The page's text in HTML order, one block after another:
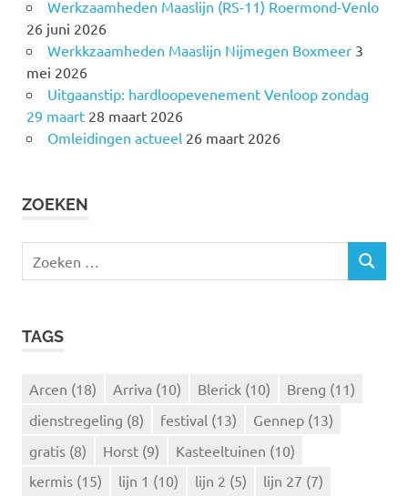
Werkzaamheden Maaslijn (RS-11) Roermond-Venlo
26 juni 2026
Werkkzaamheden Maaslijn Nijmegen Boxmeer 3
mei 2026
Uitgaanstip: hardloopevenement Venloop zondag
29 maart 28 maart 2026
Omleidingen actueel 26 maart 2026
ZOEKEN
e
Z
TAGS
Arcen (18) Arriva (10) Blerick (10) Breng (11)
dienstregeling (8) festival (13) Gennep (13)
gratis (8) Horst (9) Kasteeltuinen (10)
kermis (15) lijn 1 (10) lijn 2 (5) lijn 27 (7)